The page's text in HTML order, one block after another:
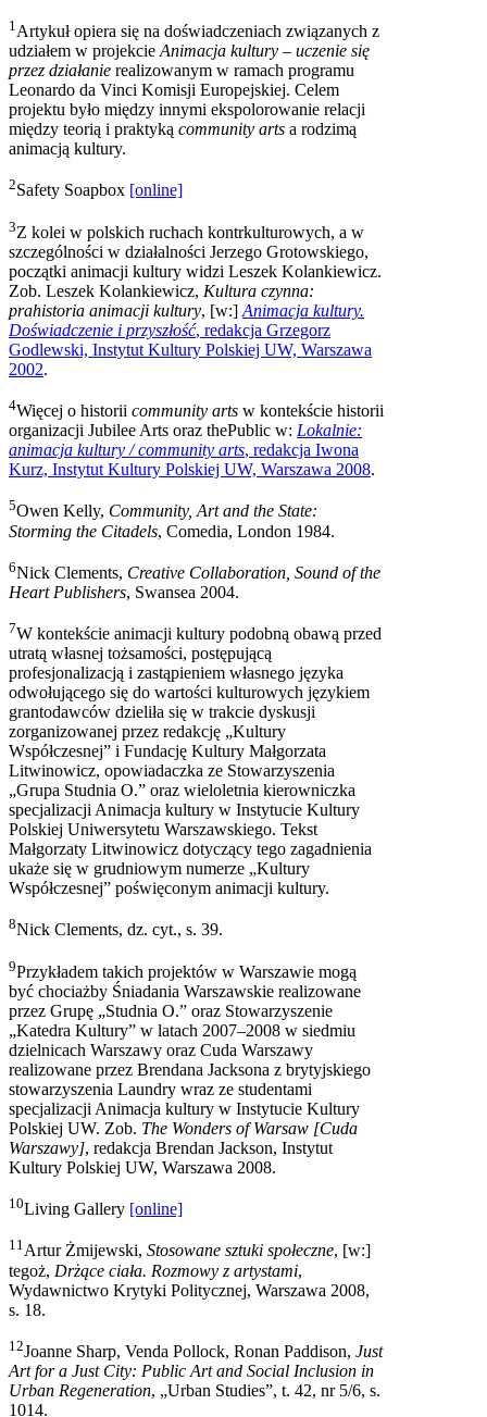
1 Artykuł opiera się na doświadczeniach związanych z
udziałem w projekcie Animacja kultury – uczenie się
przez działanie realizowanym w ramach programu
Leonardo da Vinci Komisji Europejskiej. Celem
projektu było między innymi ekspolorowanie relacji
między teorią i praktyką community arts a rodzimą
animacją kultury.
2Safety Soapbox [online]
3Z kolei w polskich ruchach kontrkulturowych, a w
szczególności w działalności Jerzego Grotowskiego,
początki animacji kultury widzi Leszek Kolankiewicz.
Zob. Leszek Kolankiewicz, Kultura czynna:
prahistoria animacji kultury, [w:] Animacja kultury.
Doświadczenie i przyszłość, redakcja Grzegorz
Godlewski, Instytut Kultury Polskiej UW, Warszawa
2002.
4Więcej o historii community arts w kontekście historii
organizacji Jubilee Arts oraz thePublic w: Lokalnie:
animacja kultury / community arts, redakcja Iwona
Kurz, Instytut Kultury Polskiej UW, Warszawa 2008.
5Owen Kelly, Community, Art and the State:
Storming the Citadels, Comedia, London 1984.
6Nick Clements, Creative Collaboration, Sound of the
Heart Publishers, Swansea 2004.
7W kontekście animacji kultury podobną obawą przed
utratą własnej tożsamości, postępującą
profesjonalizacją i zastąpieniem własnego języka
odwołującego się do wartości kulturowych językiem
grantodawców dzieliła się w trakcie dyskusji
zorganizowanej przez redakcję „Kultury
Współczesnej” i Fundację Kultury Małgorzata
Litwinowicz, opowiadaczka ze Stowarzyszenia
„Grupa Studnia O.” oraz wieloletnia kierowniczka
specjalizacji Animacja kultury w Instytucie Kultury
Polskiej Uniwersytetu Warszawskiego. Tekst
Małgorzaty Litwinowicz dotyczący tego zagadnienia
ukaże się w grudniowym numerze „Kultury
Współczesnej” poświęconym animacji kultury.
8Nick Clements, dz. cyt., s. 39.
9Przykładem takich projektów w Warszawie mogą
być chociażby Śniadania Warszawskie realizowane
przez Grupę „Studnia O.” oraz Stowarzyszenie
„Katedra Kultury” w latach 2007–2008 w siedmiu
dzielnicach Warszawy oraz Cuda Warszawy
realizowane przez Brendana Jacksona z brytyjskiego
stowarzyszenia Laundry wraz ze studentami
specjalizacji Animacja kultury w Instytucie Kultury
Polskiej UW. Zob. The Wonders of Warsaw [Cuda
Warszawy], redakcja Brendan Jackson, Instytut
Kultury Polskiej UW, Warszawa 2008.
10Living Gallery [online]
11Artur Żmijewski, Stosowane sztuki społeczne, [w:]
tegoż, Drżące ciała. Rozmowy z artystami,
Wydawnictwo Krytyki Politycznej, Warszawa 2008,
s. 18.
12Joanne Sharp, Venda Pollock, Ronan Paddison, Just
Art for a Just City: Public Art and Social Inclusion in
Urban Regeneration, „Urban Studies”, t. 42, nr 5/6, s.
1014.